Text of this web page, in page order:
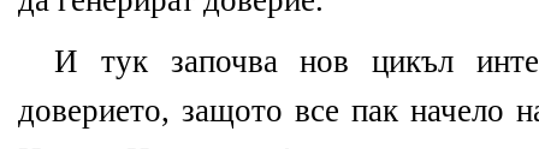
И тук започва нов цикъл
доверието, защото все пак начело